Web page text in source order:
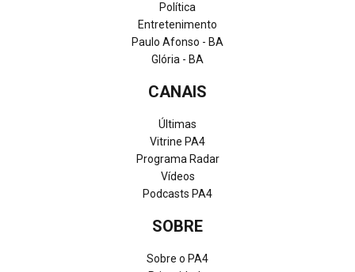
Política
Entretenimento
Paulo Afonso - BA
Glória - BA
CANAIS
Últimas
Vitrine PA4
Programa Radar
Vídeos
Podcasts PA4
SOBRE
Sobre o PA4